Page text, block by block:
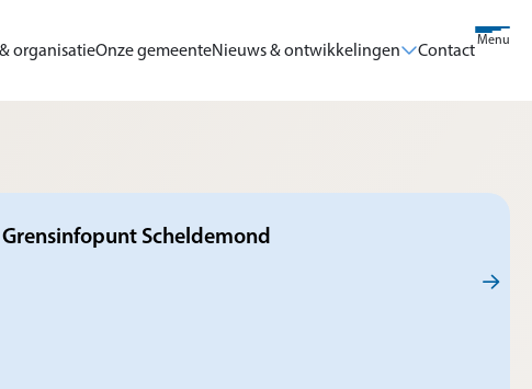
organisatieOnze gemeenteNieuws & ontwikkelingen ContactMenu
Scheldemond